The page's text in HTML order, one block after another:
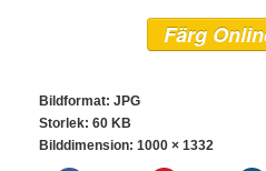
Färg
Bildformat: JPG
Storlek: 60 KB
Bilddimension: 1000 × 1332